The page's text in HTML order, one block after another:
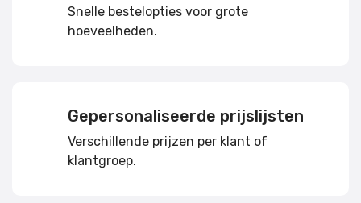
Snelle bestelopties voor grote
hoeveelheden.
Gepersonaliseerde prijslijsten
Verschillende prijzen per klant of
klantgroep.